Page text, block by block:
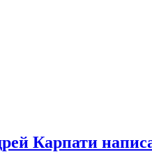
Карпати